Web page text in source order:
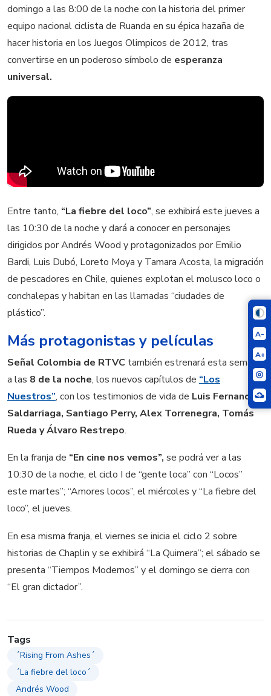
A-
A+
domingo a las 8:00 de la noche con la historia del primer
equipo nacional ciclista de Ruanda en su épica hazaña de
hacer historia en los Juegos Olimpicos de 2012, tras
convertirse en un poderoso símbolo de esperanza
universal.
Entre tanto, “La fiebre del loco”, se exhibirá este jueves a
las 10:30 de la noche y dará a conocer en personajes
dirigidos por Andrés Wood y protagonizados por Emilio
Bardi, Luis Dubó, Loreto Moya y Tamara Acosta, la migración
de pescadores en Chile, quienes explotan el molusco loco o
conchalepas y habitan en las llamadas “ciudades de
plástico”.
Más protagonistas y películas
Señal Colombia de RTVC también estrenará esta semana
a las 8 de la noche, los nuevos capítulos de “Los
Nuestros”, con los testimonios de vida de Luis Fernando
Saldarriaga, Santiago Perry, Alex Torrenegra, Tomás
Rueda y Álvaro Restrepo.
En la franja de “En cine nos vemos”, se podrá ver a las
10:30 de la noche, el ciclo I de “gente loca” con “Locos”
este martes”; “Amores locos”, el miércoles y “La fiebre del
loco”, el jueves.
En esa misma franja, el viernes se inicia el ciclo 2 sobre
historias de Chaplin y se exhibirá “La Quimera”; el sábado se
presenta “Tiempos Modernos” y el domingo se cierra con
“El gran dictador”.
Tags
´Rising From Ashes´
´La fiebre del loco´
Andrés Wood